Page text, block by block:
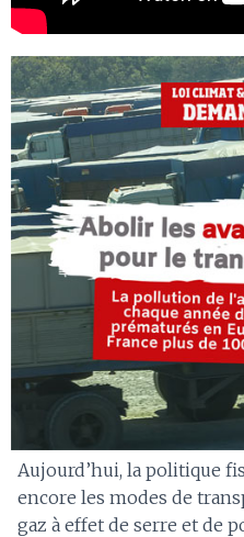
Aujourd’hui, la politique
encore les modes de
gaz à effet de serre et de